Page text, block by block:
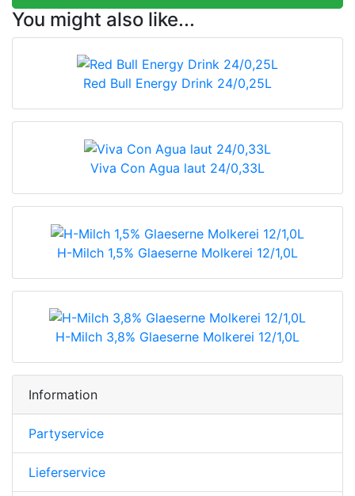
You might also like...
Red Bull Energy Drink 24/0,25L
Viva Con Agua laut 24/0,33L
H-Milch 1,5% Glaeserne Molkerei 12/1,0L
H-Milch 3,8% Glaeserne Molkerei 12/1,0L
Information
Partyservice
Lieferservice